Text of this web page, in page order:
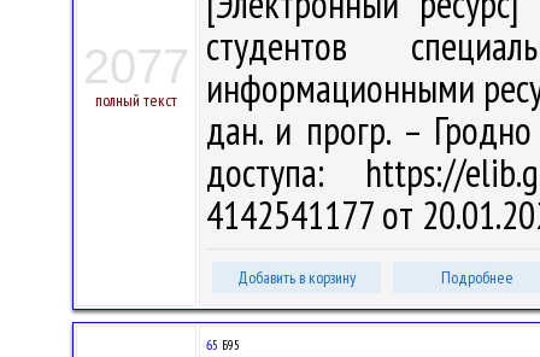
2077
полный текст
студентов
информационными
дан. и прогр. –
доступа: https://
4142541177 от
Добавить в корзину Подробнее
65 Б95